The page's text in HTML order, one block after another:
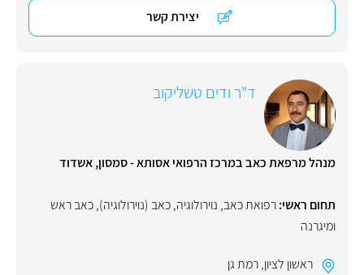
יצירת קשר
ד"ר ודים טשליקוב
מנהל מרפאת כאב במרכז הרפואי אסותא - סמסון, אשדוד
תחום ראשי:רפואת כאב, נוירולוגיה,כאב (נוירולוגיה),כאב ראש
ומיגרנה
ראשון לציון,רמת גן